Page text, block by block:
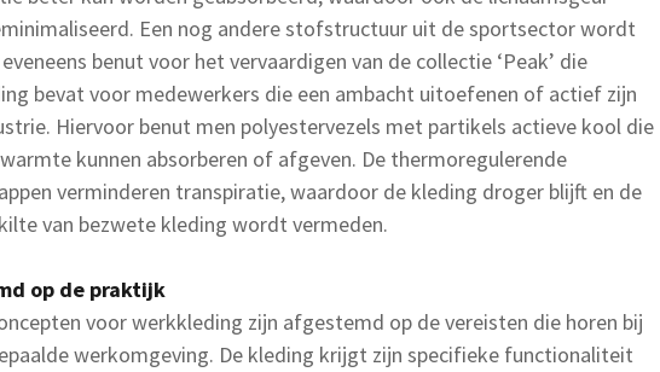
Een nog andere stofstructuur uit de sportsector wordt
benut voor het vervaardigen van de collectie ‘Peak’ die
bevat voor medewerkers die een ambacht uitoefenen of actief zijn
Hiervoor benut men polyestervezels met partikels actieve kool die
kunnen absorberen of afgeven. De thermoregulerende
verminderen transpiratie, waardoor de kleding droger blijft en de
van bezwete kleding wordt vermeden.
op de praktijk
voor werkkleding zijn afgestemd op de vereisten die horen bij
werkomgeving. De kleding krijgt zijn specifieke functionaliteit